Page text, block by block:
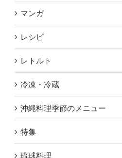
マンガ
レシピ
レトルト
冷凍・冷蔵
沖縄料理季節のメニュー
特集
琉球料理